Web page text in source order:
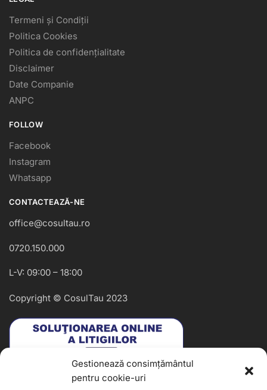
Gestionează consimțământul
pentru cookie-uri
Termeni și Condiții
Politica Cookies
Politica de confidențialitate
Disclaimer
Date Companie
ANPC
FOLLOW
Facebook
Instagram
Whatsapp
CONTACTEAZĂ-NE
office@cosultau.ro
0720.150.000
L-V: 09:00 – 18:00
Copyright © CosulTau 2023